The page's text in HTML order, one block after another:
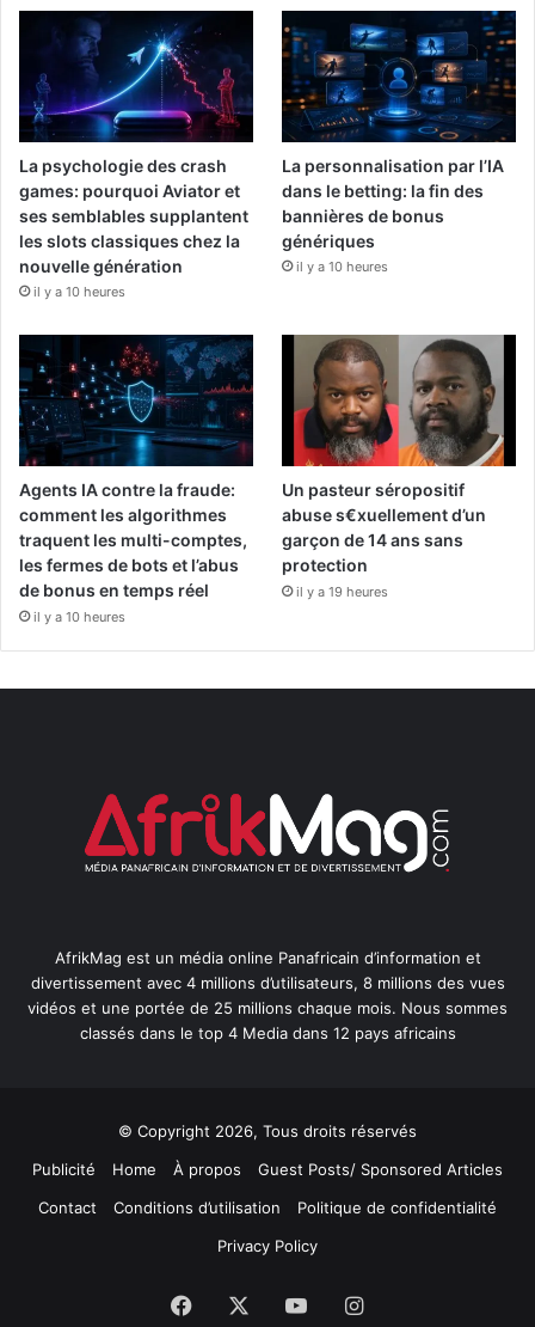
La psychologie des crash
games: pourquoi Aviator et
ses semblables supplantent
les slots classiques chez la
nouvelle génération
il y a 10 heures
La personnalisation par l’IA
dans le betting: la fin des
bannières de bonus
génériques
il y a 10 heures
Agents IA contre la fraude:
comment les algorithmes
traquent les multi-comptes,
les fermes de bots et l’abus
de bonus en temps réel
il y a 10 heures
Un pasteur séropositif
abuse s€xuellement d’un
garçon de 14 ans sans
protection
il y a 19 heures
AfrikMag est un média online Panafricain d’information et
divertissement avec 4 millions d’utilisateurs, 8 millions des vues
vidéos et une portée de 25 millions chaque mois. Nous sommes
classés dans le top 4 Media dans 12 pays africains
© Copyright 2026, Tous droits réservés
Publicité
Home À propos
Guest Posts/ Sponsored Articles
Contact
Conditions d’utilisation
Politique de confidentialité
Privacy Policy
Facebook YouTubeInstagram